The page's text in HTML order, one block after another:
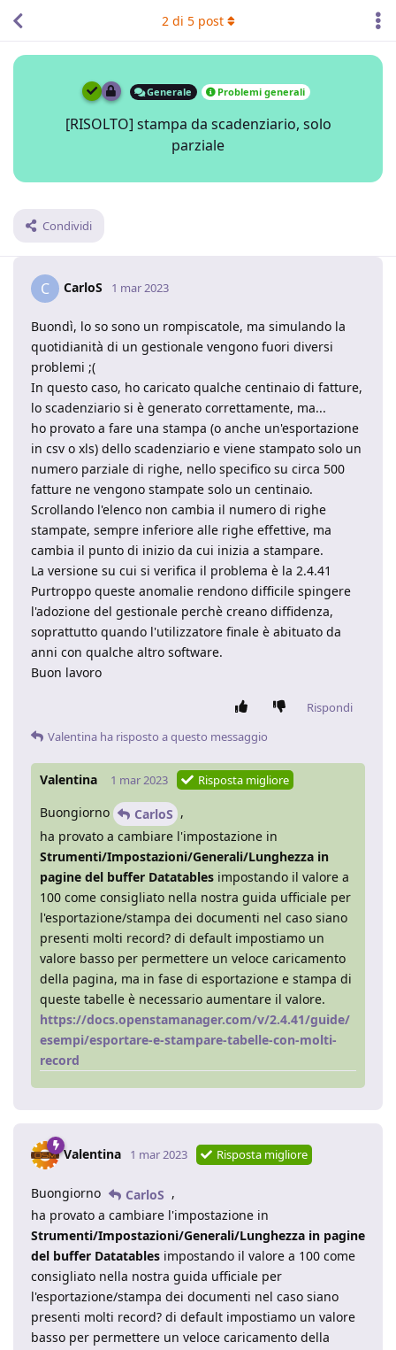
Generale Problemi generali
[RISOLTO] stampa da scadenziario, solo
parziale
Condividi
2di 5post
C CarloS 1 mar 2023
Buondì, lo so sono un rompiscatole, ma simulando la
quotidianità di un gestionale vengono fuori diversi
problemi ;(
In questo caso, ho caricato qualche centinaio di fatture,
lo scadenziario si è generato correttamente, ma...
ho provato a fare una stampa (o anche un'esportazione
in csv o xls) dello scadenziario e viene stampato solo un
numero parziale di righe, nello specifico su circa 500
fatture ne vengono stampate solo un centinaio.
Scrollando l'elenco non cambia il numero di righe
stampate, sempre inferiore alle righe effettive, ma
cambia il punto di inizio da cui inizia a stampare.
La versione su cui si verifica il problema è la 2.4.41
Purtroppo queste anomalie rendono difficile spingere
l'adozione del gestionale perchè creano diffidenza,
soprattutto quando l'utilizzatore finale è abituato da
anni con qualche altro software.
Buon lavoro
Rispondi
Valentina ha risposto a questo messaggio
Valentina 1 mar 2023 Risposta migliore
Buongiorno CarloS ,
ha provato a cambiare l'impostazione in
Strumenti/Impostazioni/Generali/Lunghezza in
pagine del buffer Datatables impostando il valore a
100 come consigliato nella nostra guida ufficiale per
l'esportazione/stampa dei documenti nel caso siano
presenti molti record? di default impostiamo un
valore basso per permettere un veloce caricamento
della pagina, ma in fase di esportazione e stampa di
queste tabelle è necessario aumentare il valore.
https://docs.openstamanager.com/v/2.4.41/guide/
esempi/esportare-e-stampare-tabelle-con-molti-
record
Valentina 1 mar 2023 Risposta migliore
Buongiorno CarloS ,
ha provato a cambiare l'impostazione in
Strumenti/Impostazioni/Generali/Lunghezza in pagine
del buffer Datatables impostando il valore a 100 come
consigliato nella nostra guida ufficiale per
l'esportazione/stampa dei documenti nel caso siano
presenti molti record? di default impostiamo un valore
basso per permettere un veloce caricamento della